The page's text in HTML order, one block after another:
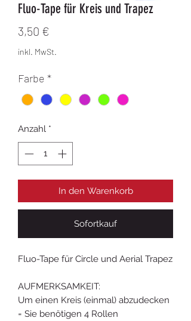
Fluo-Tape für Kreis und Trapez
3,50 €
inkl. MwSt.
Farbe *
Anzahl *
In den Warenkorb
Sofortkauf
Fluo-Tape für Circle und Aerial Trapez
AUFMERKSAMKEIT:
Um einen Kreis (einmal) abzudecken
= Sie benötigen 4 Rollen